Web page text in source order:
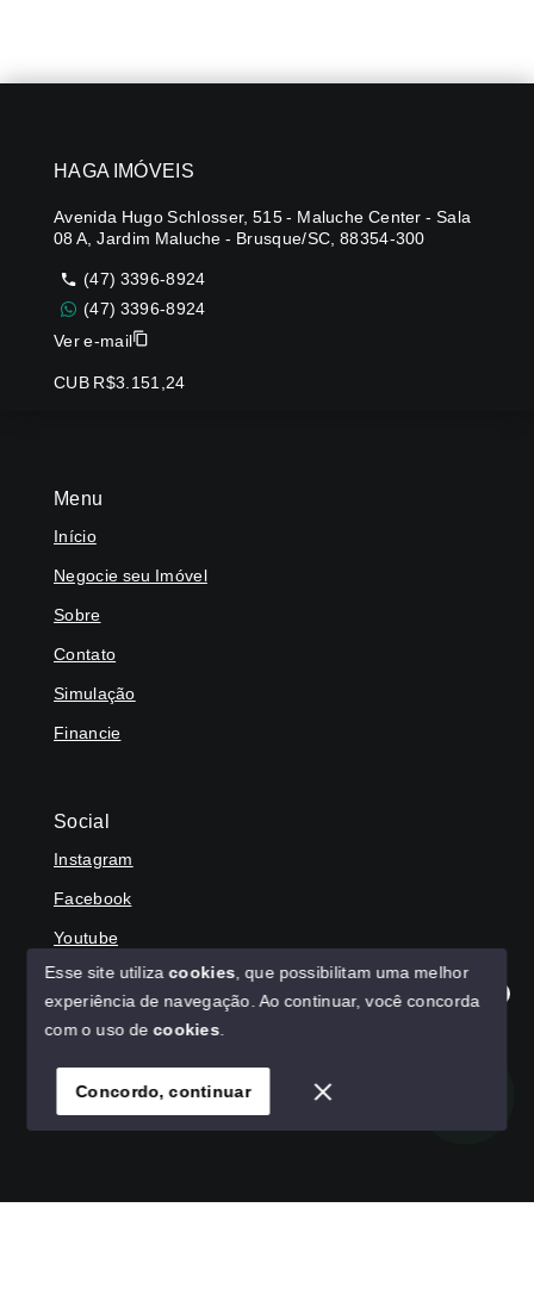
Olá! Agradecemos seu contato, como podemos ajudar?
Menu
Início
Negocie seu Imóvel
Sobre
Contato
Simulação
Financie
Social
Instagram
Facebook
Youtube
© Copyright 2026 - HAGA IMÓVEIS - Todos os direitos
SITE PARA IMOBILIARIA
HAGA IMÓVEIS
Avenida Hugo Schlosser, 515 - Maluche Center - Sala
08 A, Jardim Maluche - Brusque/SC, 88354-300
(47) 3396-8924
(47) 3396-8924
Ver e-mail
CUB R$3.151,24
Esse site utilizacookies , que possibilitam uma melhor
experiência de navegação. Ao continuar, você concorda
com o uso decookies
Concordo, continuar